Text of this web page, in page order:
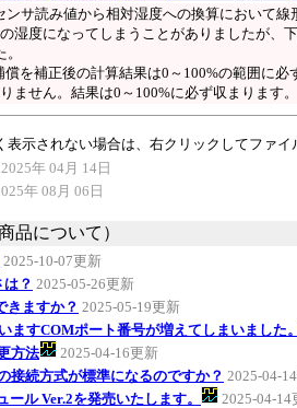
ンサ読み値から相対湿度への換算において
湿度になってしまうことがありましたが、
を補正後の計算結果は0～100%の範囲に
ません。結果は0～100%に必ず収まります。
表示されない場合は、右クリックしてファ
2025年 04月 14日
年 08月 06日
品について）
2025-10-07更新
？ 2025-05-26更新
きますか？ 2025-05-19更新
ますCOMポート番号が増えてしまいました
方法
2025-04-16更新
接続方式が標準になるのですか？ 2025-04-
ル Ver.2を発売いたします。
2025-04-14